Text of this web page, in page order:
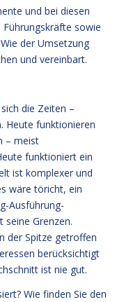
und bei diesen
sowie
der Umsetzung
und vereinbart.
die Zeiten –
Heute funktionieren
– meist
funktioniert ein
ist komplexer und
wäre töricht, ein
Ausführung-
seine Grenzen.
der Spitze getroffen
berücksichtigt
ist nie gut.
Wie finden Sie den